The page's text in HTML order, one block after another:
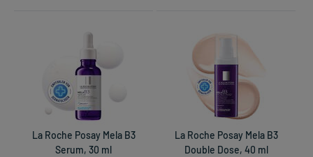
La Roche Posay Mela B3
Serum, 30 ml
La Roche Posay Mela B3
Double Dose, 40 ml